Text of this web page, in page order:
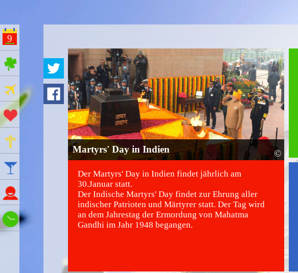
9
ges Feiertage
Ferien
Aktionstage
Gedenktage
Namenstage
Wie spät ist es?
Martyrs' Day in Indien ©
Der Martyrs' Day in Indien findet jährlich am
30.Januar statt.
Der Indische Martyrs' Day findet zur Ehrung aller
indischer Patrioten und Märtyrer statt. Der Tag wird
an dem Jahrestag der Ermordung von Mahatma
Gandhi im Jahr 1948 begangen.